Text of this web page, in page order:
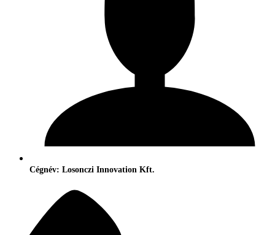
Cégnév: Losonczi Innovation Kft.